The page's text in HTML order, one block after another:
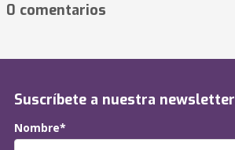
0 comentarios
Suscríbete a nuestra newsletter
Nombre*